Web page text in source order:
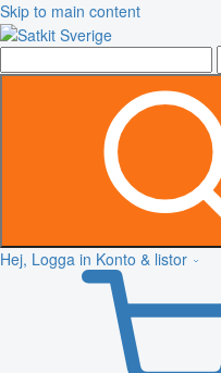
Skip to main content
Hej, Logga in Konto & listor